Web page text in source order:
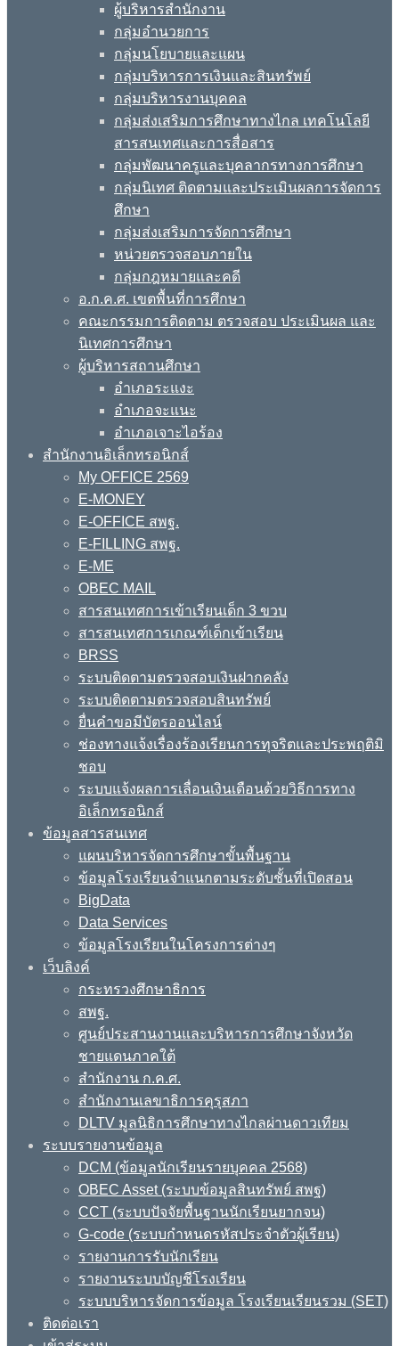
ผู้บริหารสำนักงาน
กลุ่มอำนวยการ
กลุ่มนโยบายและแผน
กลุ่มบริหารการเงินและสินทรัพย์
กลุ่มบริหารงานบุคคล
กลุ่มส่งเสริมการศึกษาทางไกล เทคโนโลยี
สารสนเทศและการสื่อสาร
กลุ่มพัฒนาครูและบุคลากรทางการศึกษา
กลุ่มนิเทศ ติดตามและประเมินผลการจัดการ
ศึกษา
กลุ่มส่งเสริมการจัดการศึกษา
หน่วยตรวจสอบภายใน
กลุ่มกฎหมายและคดี
อ.ก.ค.ศ. เขตพื้นที่การศึกษา
คณะกรรมการติดตาม ตรวจสอบ ประเมินผล และ
นิเทศการศึกษา
ผู้บริหารสถานศึกษา
อำเภอระแงะ
อำเภอจะแนะ
อำเภอเจาะไอร้อง
สำนักงานอิเล็กทรอนิกส์
My OFFICE 2569
E-MONEY
E-OFFICE สพฐ.
E-FILLING สพฐ.
E-ME
OBEC MAIL
สารสนเทศการเข้าเรียนเด็ก 3 ขวบ
สารสนเทศการเกณฑ์เด็กเข้าเรียน
BRSS
ระบบติดตามตรวจสอบเงินฝากคลัง
ระบบติดตามตรวจสอบสินทรัพย์
ยื่นคำขอมีบัตรออนไลน์
ช่องทางแจ้งเรื่องร้องเรียนการทุจริตและประพฤติมิ
ชอบ
ระบบแจ้งผลการเลื่อนเงินเดือนด้วยวิธีการทาง
อิเล็กทรอนิกส์
ข้อมูลสารสนเทศ
แผนบริหารจัดการศึกษาขั้นพื้นฐาน
ข้อมูลโรงเรียนจำแนกตามระดับชั้นที่เปิดสอน
BigData
Data Services
ข้อมูลโรงเรียนในโครงการต่างๆ
เว็บลิงค์
กระทรวงศึกษาธิการ
สพฐ.
ศูนย์ประสานงานและบริหารการศึกษาจังหวัด
ชายแดนภาคใต้
สำนักงาน ก.ค.ศ.
สำนักงานเลขาธิการคุรุสภา
DLTV มูลนิธิการศึกษาทางไกลผ่านดาวเทียม
ระบบรายงานข้อมูล
DCM (ข้อมูลนักเรียนรายบุคคล 2568)
OBEC Asset (ระบบข้อมูลสินทรัพย์ สพฐ)
CCT (ระบบปัจจัยพื้นฐานนักเรียนยากจน)
G-code (ระบบกำหนดรหัสประจำตัวผู้เรียน)
รายงานการรับนักเรียน
รายงานระบบบัญชีโรงเรียน
ระบบบริหารจัดการข้อมูล โรงเรียนเรียนรวม (SET)
ติดต่อเรา